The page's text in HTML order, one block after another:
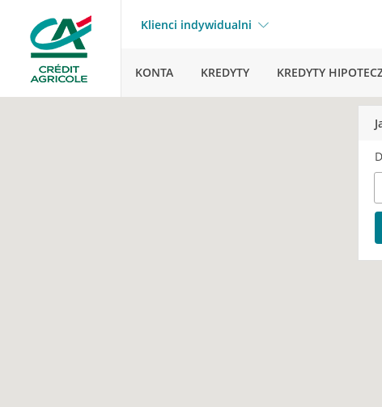
Klienci indywidualni
KONTA KREDYTY KREDYTY